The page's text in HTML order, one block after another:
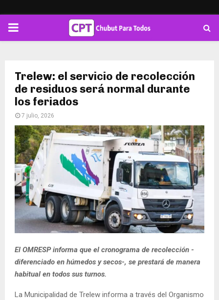
PRIMARY
Trelew: el servicio de recolección
de residuos será normal durante
los feriados
7 julio, 2026
El OMRESP informa que el cronograma de recolección -
diferenciado en húmedos y secos-, se prestará de manera
habitual en todos sus turnos.
La Municipalidad de Trelew informa a través del Organismo